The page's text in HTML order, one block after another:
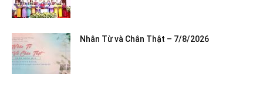
Nhân Từ và Chân Thật – 7/8/2026